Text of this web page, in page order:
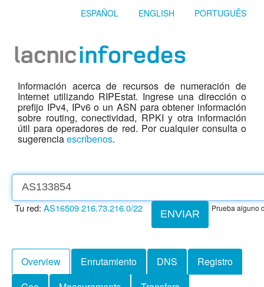
ESPAÑOL ENGLISH PORTUGUÊS
Información acerca de recursos de numeración de
Internet utilizando RIPEstat. Ingrese una dirección o
prefijo IPv4, IPv6 o un ASN para obtener información
sobre routing, conectividad, RPKI y otra información
útil para operadores de red. Por cualquier consulta o
sugerenciaescríbenos.
ENVIAR
Tu red: AS16509216.73.216.0/22 Prueba alguno
Overview Enrutamiento DNS
Registro